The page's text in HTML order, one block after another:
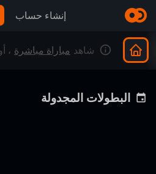
إنشاء حساب
شاهد مباراة مباشرة ،
البطولات المجدولة